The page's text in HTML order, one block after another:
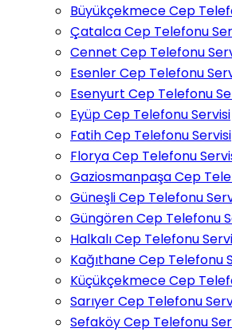
Büyükçekmece Cep
Çatalca Cep Telefonu
Cennet Cep Telefonu
Esenler Cep Telefonu
Esenyurt Cep Telefonu
Eyüp Cep Telefonu Servisi
Fatih Cep Telefonu Servisi
Florya Cep Telefonu
Gaziosmanpaşa Cep
Güneşli Cep Telefonu
Güngören Cep Telefonu
Halkalı Cep Telefonu
Kağıthane Cep Telefonu
Küçükçekmece Cep
Sarıyer Cep Telefonu
Sefaköy Cep Telefonu